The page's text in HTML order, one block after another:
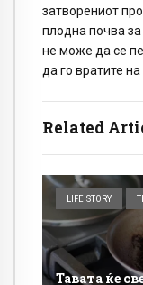
Related
LIFE STORY
Тавата ќе
затворениот
плодна почва
не може да се
да го вратите